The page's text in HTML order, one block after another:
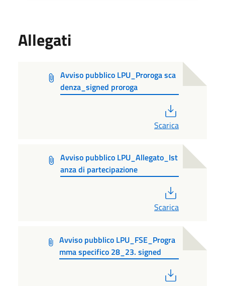
Allegati
Avviso pubblico LPU_Proroga sca
denza_signed proroga
Scarica
Avviso pubblico LPU_Allegato_Ist
anza di partecipazione
Scarica
Avviso pubblico LPU_FSE_Progra
mma specifico 28_23. signed